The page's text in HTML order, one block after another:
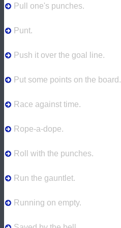
Pull one's punches.
Punt.
Push it over the goal line.
Put some points on the board.
Race against time.
Rope-a-dope.
Roll with the punches.
Run the gauntlet.
Running on empty.